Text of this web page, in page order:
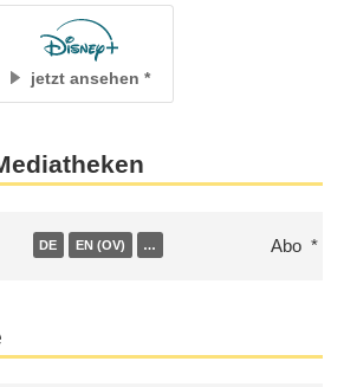
jetzt ansehen
DE EN (OV) … Abo